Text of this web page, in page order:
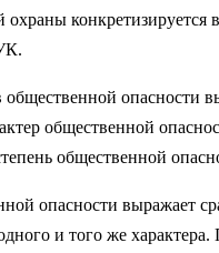
кон­кретизируется
опасности
общественной
общественной
опасности выражает
и того же характера.